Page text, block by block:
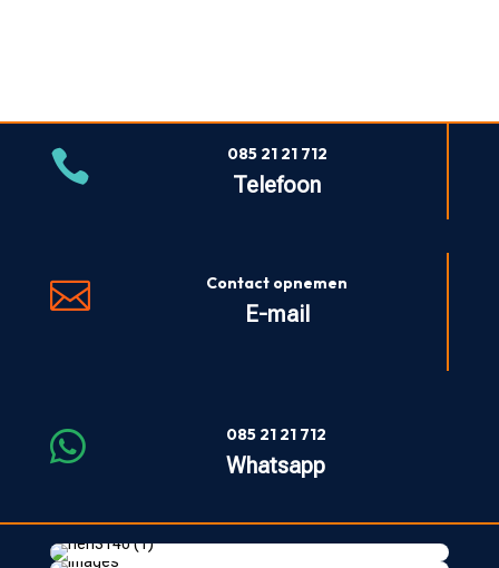
 085 21 21 712
Telefoon
 Contact opnemen
E-mail
 085 21 21 712
Whatsapp